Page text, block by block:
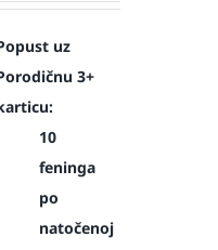
uz
3+
10
feninga
po
natočenoj